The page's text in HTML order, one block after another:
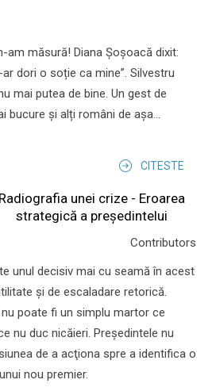
am măsură! Diana Șoșoacă dixit:
dori o soție ca mine”. Silvestru
mai putea de bine. Un gest de
bucure și alți români de așa...
CITESTE
Radiografia unei crize - Eroarea
strategică a președintelui
Contributors
unul decisiv mai cu seamă în acest
şi de escaladare retorică.
poate fi un simplu martor ce
nu duc nicăieri. Preşedintele nu
de a acţiona spre a identifica o
nou premier.